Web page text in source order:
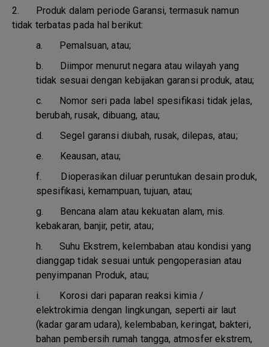
2. Produk dalam periode Garansi, termasuk namun
tidak terbatas pada hal berikut:
a. Pemalsuan, atau;
b. Diimpor menurut negara atau wilayah yang
tidak sesuai dengan kebijakan garansi produk, atau;
c. Nomor seri pada label spesifikasi tidak jelas,
berubah, rusak, dibuang, atau;
d. Segel garansi diubah, rusak, dilepas, atau;
e. Keausan, atau;
f. Dioperasikan diluar peruntukan desain produk,
spesifikasi, kemampuan, tujuan, atau;
g. Bencana alam atau kekuatan alam, mis.
kebakaran, banjir, petir, atau;
h. Suhu Ekstrem, kelembaban atau kondisi yang
dianggap tidak sesuai untuk pengoperasian atau
penyimpanan Produk, atau;
i. Korosi dari paparan reaksi kimia /
elektrokimia dengan lingkungan, seperti air laut
(kadar garam udara), kelembaban, keringat, bakteri,
bahan pembersih rumah tangga, atmosfer ekstrem,